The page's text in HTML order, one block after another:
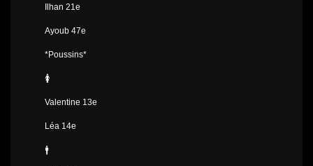
Ilhan 21e
Ayoub 47e
*Poussins*
🚺
Valentine 13e
Léa 14e
🚹